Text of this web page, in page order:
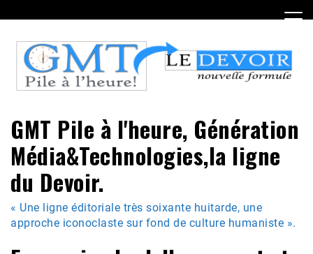
to
content
GMT Pile à l'heure, Génération
Média&Technologies,la ligne
du Devoir.
« Une ligne éditoriale très soixante huitarde, une
approche iconoclaste sur fond de culture humaniste ».